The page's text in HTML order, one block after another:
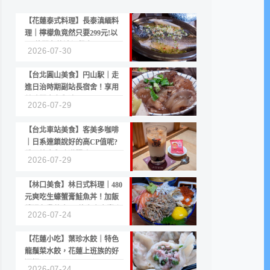
【花蓮泰式料理】長泰滇緬料
理｜檸檬魚竟然只要299元!以
2026-07-30
【台北圓山美食】円山駅｜走
進日治時期副站長宿舍！享用
2026-07-29
【台北車站美食】客美多咖啡
｜日系連鎖說好的高CP值呢?
2026-07-29
【林口美食】林日式料理｜480
元爽吃生蠔蟹膏鮭魚丼！加飯
2026-07-24
【花蓮小吃】葉珍水餃｜特色
龍鬚菜水餃，花蓮上班族的好